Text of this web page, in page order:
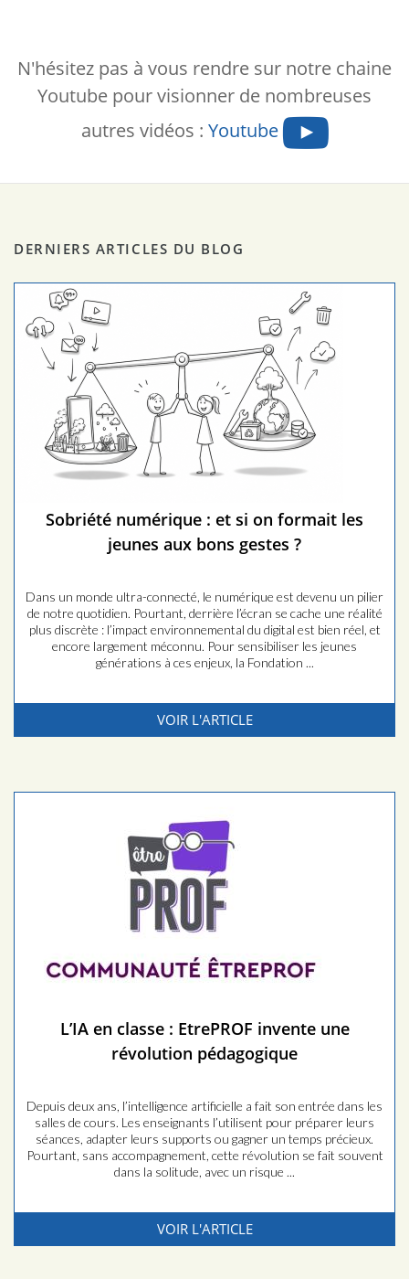
N'hésitez pas à vous rendre sur notre chaine
Youtube pour visionner de nombreuses
autres vidéos : Youtube
DERNIERS ARTICLES DU BLOG
Sobriété numérique : et si on formait les
jeunes aux bons gestes ?
Dans un monde ultra-connecté, le numérique est devenu un pilier
de notre quotidien. Pourtant, derrière l’écran se cache une réalité
plus discrète : l’impact environnemental du digital est bien réel, et
encore largement méconnu. Pour sensibiliser les jeunes
générations à ces enjeux, la Fondation ...
VOIR L'ARTICLE
L’IA en classe : EtrePROF invente une
révolution pédagogique
Depuis deux ans, l’intelligence artificielle a fait son entrée dans les
salles de cours. Les enseignants l’utilisent pour préparer leurs
séances, adapter leurs supports ou gagner un temps précieux.
Pourtant, sans accompagnement, cette révolution se fait souvent
dans la solitude, avec un risque ...
VOIR L'ARTICLE